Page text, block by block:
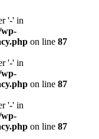
'-' in
on line 87
'-' in
on line 87
'-' in
on line 87